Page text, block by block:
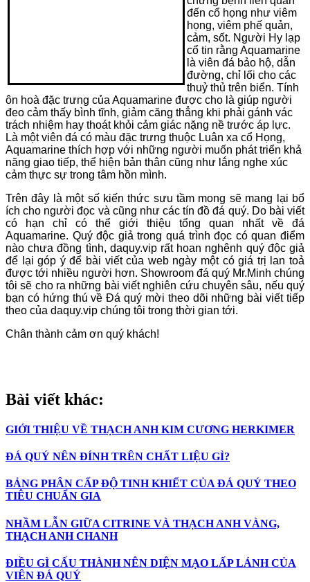
đến cổ họng như viêm
họng, viêm phế quản,
cảm, sốt. Người Hy lạp
cổ tin rằng Aquamarine
là viên đá bảo hộ, dẫn
đường, chỉ lối cho các
thuỷ thủ trên biển. Tính
ôn hoà đặc trưng của Aquamarine được cho là giúp người
đeo cảm thấy bình tĩnh, giảm căng thẳng khi phải gánh vác
trách nhiệm hay thoát khỏi cảm giác nặng nề trước áp lực.
Là một viên đá có màu đặc trưng thuộc Luân xa cổ Họng,
Aquamarine thích hợp với những người muốn phát triển khả
năng giao tiếp, thể hiện bản thân cũng như lắng nghe xúc
cảm thực sự trong tâm hồn mình.
Trên đây là một số kiến thức sưu tầm mong sẽ mang lại bổ
ích cho người đọc và cũng như các tín đồ đá quý. Do bài viết
có hạn chỉ có thể giới thiệu tổng quan nhất về đá
Aquamarine. Quý độc giả trong quá trình đọc có quan điểm
nào chưa đồng tình, daquy.vip rất hoan nghênh quý độcgiả
để lại góp ý để bài viết của web ngày một có giá trị lan toả
được tới nhiều người hơn. Showroom đá quý Mr.Minh chúng
tôi sẽ cho ra những bài viết nghiên cứu chuyên sâu, nếu quý
bạn có hứng thú về Đá quý mời theo dõi những bài viết tiếp
theo của daquy.vip chúng tôi trong thời gian tới.
Chân thành cảm ơn quý khách!
Bài viết khác:
GIỚI THIỆU VỀ THẠCH ANH KIM CƯƠNG HERKIMER
ĐÁ QUÝ NÊN ĐÍNH TRÊN CHẤT LIỆU GÌ?
BẢNG PHÂN CẤP ĐỘ TINH KHIẾT CỦA ĐÁ QUÝ THEO
TIÊU CHUẨN GIA
NHẦM LẪN GIỮA CITRINE VÀ THẠCH ANH VÀNG,
THẠCH ANH CHANH
ĐIỀU GÌ CẤU THÀNH NÊN DIỆN MẠO LẤP LÁNH CỦA
VIÊN ĐÁ QUÝ